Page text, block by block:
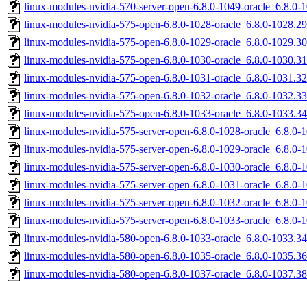
linux-modules-nvidia-570-server-open-6.8.0-1049-oracle_6.8.0-
linux-modules-nvidia-575-open-6.8.0-1028-oracle_6.8.0-
linux-modules-nvidia-575-open-6.8.0-1029-oracle_6.8.0-
linux-modules-nvidia-575-open-6.8.0-1030-oracle_6.8.0-
linux-modules-nvidia-575-open-6.8.0-1031-oracle_6.8.0-
linux-modules-nvidia-575-open-6.8.0-1032-oracle_6.8.0-
linux-modules-nvidia-575-open-6.8.0-1033-oracle_6.8.0-
linux-modules-nvidia-575-server-open-6.8.0-1028-oracle_6.8.0-
linux-modules-nvidia-575-server-open-6.8.0-1029-oracle_6.8.0-
linux-modules-nvidia-575-server-open-6.8.0-1030-oracle_6.8.0-
linux-modules-nvidia-575-server-open-6.8.0-1031-oracle_6.8.0-
linux-modules-nvidia-575-server-open-6.8.0-1032-oracle_6.8.0-
linux-modules-nvidia-575-server-open-6.8.0-1033-oracle_6.8.0-
linux-modules-nvidia-580-open-6.8.0-1033-oracle_6.8.0-
linux-modules-nvidia-580-open-6.8.0-1035-oracle_6.8.0-
linux-modules-nvidia-580-open-6.8.0-1037-oracle_6.8.0-